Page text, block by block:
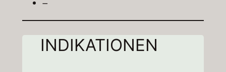
–
INDIKATIONEN